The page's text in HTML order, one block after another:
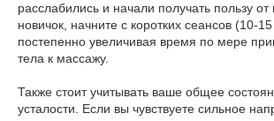
расслабились и начали получать пользу
новичок, начните с коротких сеансов (10-15
постепенно увеличивая время по мере
тела к массажу.
Также стоит учитывать ваше общее
усталости. Если вы чувствуете сильное